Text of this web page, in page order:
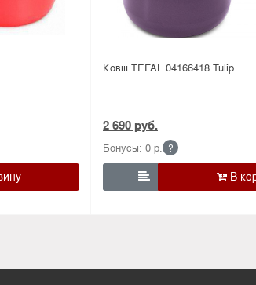
Ковш TEFAL 04166418 Tulip
2 690 руб.
Бонусы: 0 р. ?
